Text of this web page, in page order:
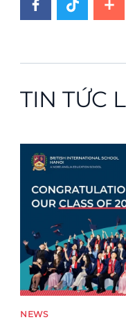
TIN TỨC
News image
NEWS